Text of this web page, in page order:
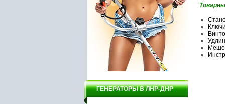
ГЕНЕРАТОРЫ В ЛНР-ДНР